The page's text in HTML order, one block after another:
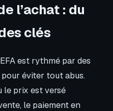
l’achat : du
clés
est rythmé par des
éviter tout abus.
le prix est versé
le paiement en